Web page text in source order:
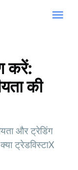
करें:
की
और ट्रेडिंग
ट्रेडविस्टाX